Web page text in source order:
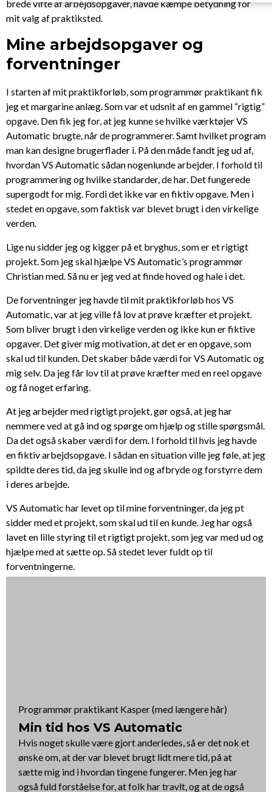
brede vifte af arbejdsopgaver, havde kæmpe betydning for
mit valg af praktiksted.
Mine arbejdsopgaver og
forventninger
I starten af mit praktikforløb, som programmør praktikant fik
jeg et margarine anlæg. Som var et udsnit af en gammel “rigtig”
opgave. Den fik jeg for, at jeg kunne se hvilke værktøjer VS
Automatic brugte, når de programmerer. Samt hvilket program
man kan designe brugerflader i. På den måde fandt jeg ud af,
hvordan VS Automatic sådan nogenlunde arbejder. I forhold til
programmering og hvilke standarder, de har. Det fungerede
supergodt for mig. Fordi det ikke var en fiktiv opgave. Men i
stedet en opgave, som faktisk var blevet brugt i den virkelige
verden.
Lige nu sidder jeg og kigger på et bryghus, som er et rigtigt
projekt. Som jeg skal hjælpe VS Automatic’s programmør
Christian med. Så nu er jeg ved at finde hoved og hale i det.
De forventninger jeg havde til mit praktikforløb hos VS
Automatic, var at jeg ville få lov at prøve kræfter et projekt.
Som bliver brugt i den virkelige verden og ikke kun er fiktive
opgaver. Det giver mig motivation, at det er en opgave, som
skal ud til kunden. Det skaber både værdi for VS Automatic og
mig selv. Da jeg får lov til at prøve kræfter med en reel opgave
og få noget erfaring.
At jeg arbejder med rigtigt projekt, gør også, at jeg har
nemmere ved at gå ind og spørge om hjælp og stille spørgsmål.
Da det også skaber værdi for dem. I forhold til hvis jeg havde
en fiktiv arbejdsopgave. I sådan en situation ville jeg føle, at jeg
spildte deres tid, da jeg skulle ind og afbryde og forstyrre dem
i deres arbejde.
VS Automatic har levet op til mine forventninger, da jeg pt
sidder med et projekt, som skal ud til en kunde. Jeg har også
lavet en lille styring til et rigtigt projekt, som jeg var med ud og
hjælpe med at sætte op. Så stedet lever fuldt op til
forventningerne.
Min tid hos VS Automatic
Hvis noget skulle være gjort anderledes, så er det nok et
ønske om, at der var blevet brugt lidt mere tid, på at
sætte mig ind i hvordan tingene fungerer. Men jeg har
også fuld forståelse for, at folk har travlt, og at de også
Programmør praktikant Kasper (med længere hår)